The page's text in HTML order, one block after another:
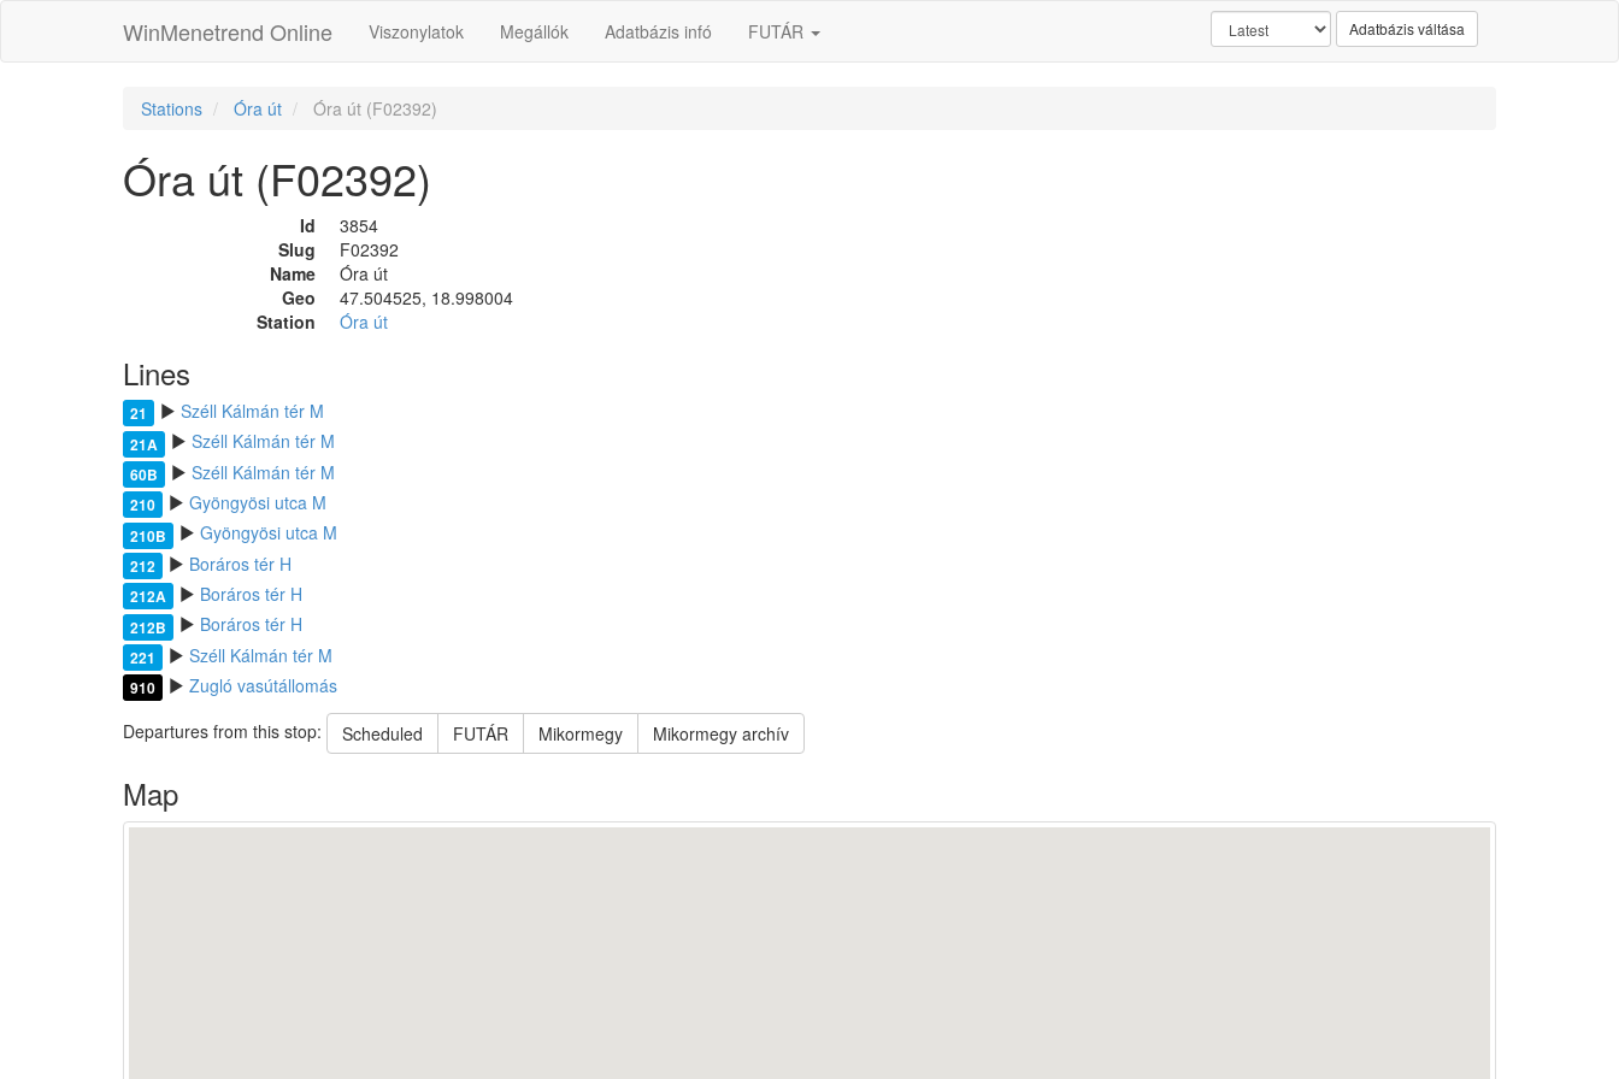
WinMenetrend Online Viszonylatok Megállók Adatbázis infó FUTÁR Adatbázis váltása
Stations Óra út Óra út (F02392)
Óra út (F02392)
Id
3854
Slug
F02392
Name
Óra út
Geo
47.504525, 18.998004
Station
Óra út
Lines
21 Széll Kálmán tér M
21A Széll Kálmán tér M
60B Széll Kálmán tér M
210 Gyöngyösi utca M
210B Gyöngyösi utca M
212 Boráros tér H
212A Boráros tér H
212B Boráros tér H
221 Széll Kálmán tér M
910
Zugló vasútállomás
Departures from this stop:
Scheduled FUTÁR Mikormegy Mikormegy archív
Map